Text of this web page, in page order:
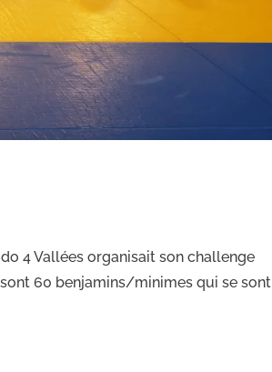
4 Vallées organisait son challenge
60 benjamins/minimes qui se sont